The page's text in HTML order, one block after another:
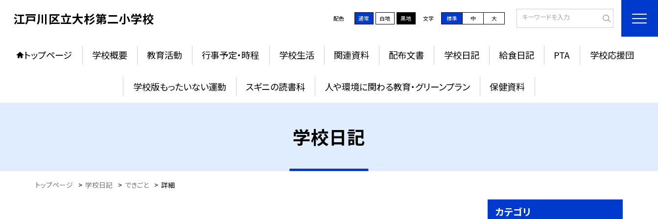
江戸川区立大杉第二小学校 配色 通常 白地 黒地 文字 標準 中 大
トップページ 学校概要 教育活動 行事予定・時程 学校生活 関連資料 配布文書 学校日記 給食日記 PTA 学校応援団
学校版もったいない運動 スギニの読書科 人や環境に関わる教育・グリーンプラン 保健資料
学校日記
トップページ > 学校日記 > できごと > 詳細
カテゴリ